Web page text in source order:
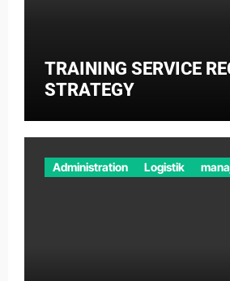
TRAINING SERVICE
STRATEGY
Administration Logistik